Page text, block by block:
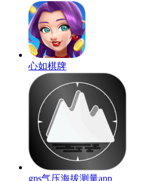
心如棋牌
gps气压海拔测量app